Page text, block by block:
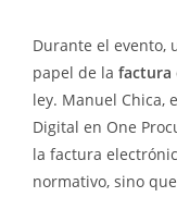
Durante el evento,
papel de la factura
ley. Manuel Chica,
Digital en One
la factura
normativo, sino